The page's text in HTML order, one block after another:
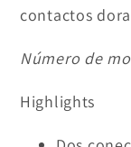
contactos
Número de
Highlights